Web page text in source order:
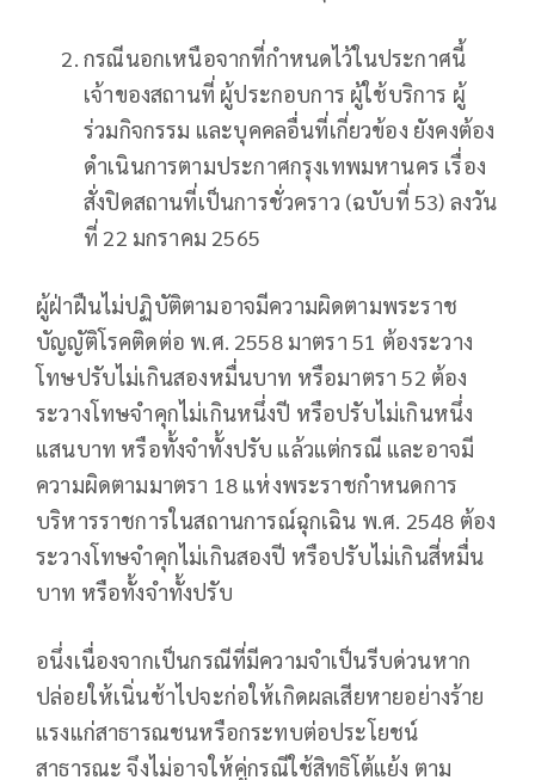
กรณีนอกเหนือจากที่กำหนดไว้ในประกาศนี้
เจ้าของสถานที่ ผู้ประกอบการ ผู้ใช้บริการ ผู้
ร่วมกิจกรรม และบุคคลอื่นที่เกี่ยวข้อง ยังคงต้อง
ดำเนินการตามประกาศกรุงเทพมหานคร เรื่อง
สั่งปิดสถานที่เป็นการชั่วคราว (ฉบับที่ 53) ลงวัน
ที่ 22 มกราคม 2565
ผู้ฝ่าฝืนไม่ปฏิบัติตามอาจมีความผิดตามพระราช
บัญญัติโรคติดต่อ พ.ศ. 2558 มาตรา 51 ต้องระวาง
โทษปรับไม่เกินสองหมื่นบาท หรือมาตรา 52 ต้อง
ระวางโทษจำคุกไม่เกินหนึ่งปี หรือปรับไม่เกินหนึ่ง
แสนบาท หรือทั้งจำทั้งปรับ แล้วแต่กรณี และอาจมี
ความผิดตามมาตรา 18 แห่งพระราชกำหนดการ
บริหารราชการในสถานการณ์ฉุกเฉิน พ.ศ. 2548 ต้อง
ระวางโทษจำคุกไม่เกินสองปี หรือปรับไม่เกินสี่หมื่น
บาท หรือทั้งจำทั้งปรับ
อนึ่งเนื่องจากเป็นกรณีที่มีความจำเป็นรีบด่วนหาก
ปล่อยให้เนิ่นช้าไปจะก่อให้เกิดผลเสียหายอย่างร้าย
แรงแก่สาธารณชนหรือกระทบต่อประโยชน์
สาธารณะ จึงไม่อาจให้คู่กรณีใช้สิทธิโต้แย้ง ตาม